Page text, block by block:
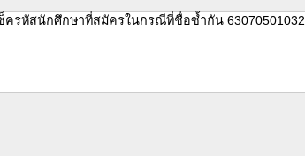
ครหัสนักศึกษาที่สมัครในกรณีที่ชื่อซ้ำกัน 63070501032